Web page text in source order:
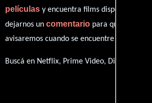
películas y encuentra films disponibles.
dejarnos un comentario para que le
avisaremos cuando se encuentre disponible
Buscá en Netflix, Prime Video, Disney+